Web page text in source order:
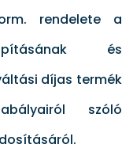
rendelete a
és
díjas termék
szóló